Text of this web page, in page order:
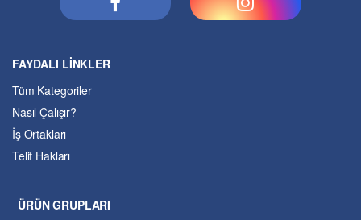
FAYDALI LİNKLER
Tüm Kategoriler
Nasıl Çalışır?
İş Ortakları
Telif Hakları
ÜRÜN GRUPLARI